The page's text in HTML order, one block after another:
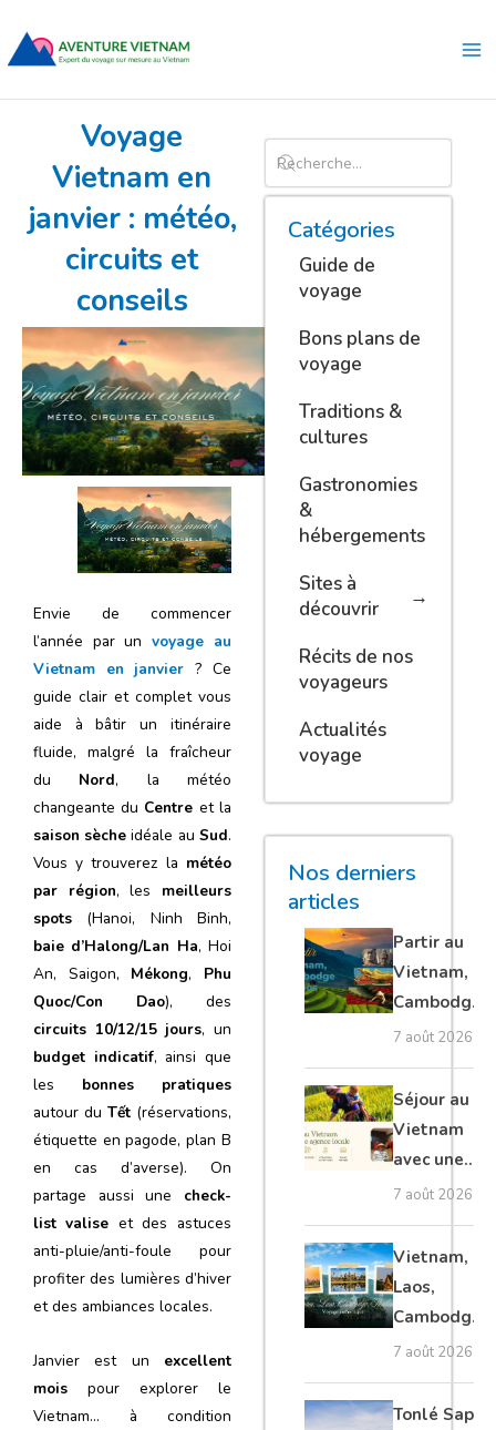
contenu
Voyage
Vietnam en
janvier : météo,
circuits et
conseils
Envie de commencer
l’année par un voyage au
Vietnam en janvier ? Ce
guide clair et complet vous
aide à bâtir un itinéraire
fluide, malgré la fraîcheur
du Nord, la météo
changeante du Centre et la
saison sèche idéale au Sud.
Vous y trouverez la météo
par région, les meilleurs
spots (Hanoi, Ninh Binh,
baie d’Halong/Lan Ha, Hoi
An, Saigon, Mékong, Phu
Quoc/Con Dao), des
circuits 10/12/15 jours, un
budget indicatif, ainsi que
les bonnes pratiques
autour du Tết(réservations,
étiquette en pagode, plan B
en cas d’averse). On
partage aussi une check-
list valise et des astuces
anti-pluie/anti-foule pour
profiter des lumières d’hiver
et des ambiances locales.
Janvier est un excellent
mois pour explorer le
Vietnam… à condition
Catégories
Guide de
voyage
Bons plans de
voyage
Traditions &
cultures
Gastronomies
&
hébergements
Sites à
découvrir
Récits de nos
voyageurs
Actualités
voyage
Nos derniers
articles
Partir au
Vietnam,
Cambodge
et Laos :
voyage
authentique
7 août 2026
Séjour au
Vietnam
avec une
agence
locale :
guide
complet
7 août 2026
Vietnam,
Laos,
Cambodge,
Thaïlande :
voyage
authentique
7 août 2026
Tonlé Sap